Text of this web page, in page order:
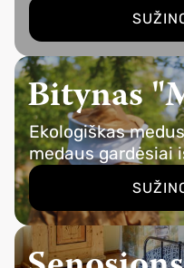
Bitynas
Ekologiškas
medaus gardėsiai